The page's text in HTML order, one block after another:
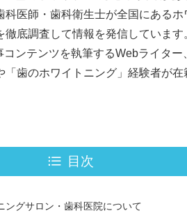
医師・歯科衛生士が全国にある
底調査して情報を発信しています
ンテンツを執筆するWebライタ
歯のホワイトニング」経験者が
目次
ングサロン・歯科医院について